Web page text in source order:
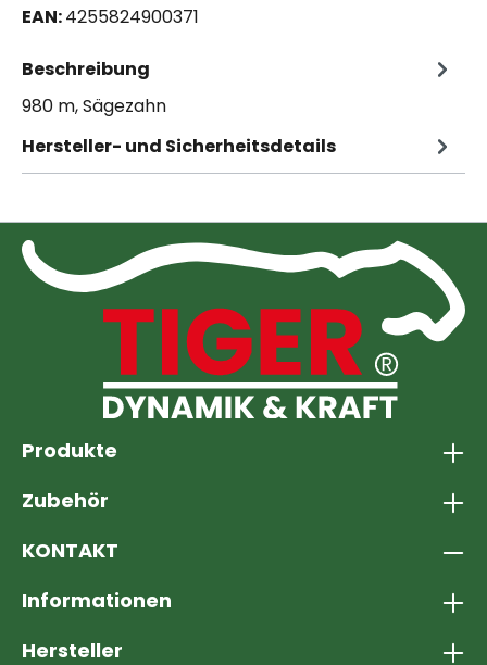
EAN:4255824900371
Beschreibung
980 m, Sägezahn
Hersteller- und Sicherheitsdetails
Produkte
Zubehör
KONTAKT
Informationen
Hersteller